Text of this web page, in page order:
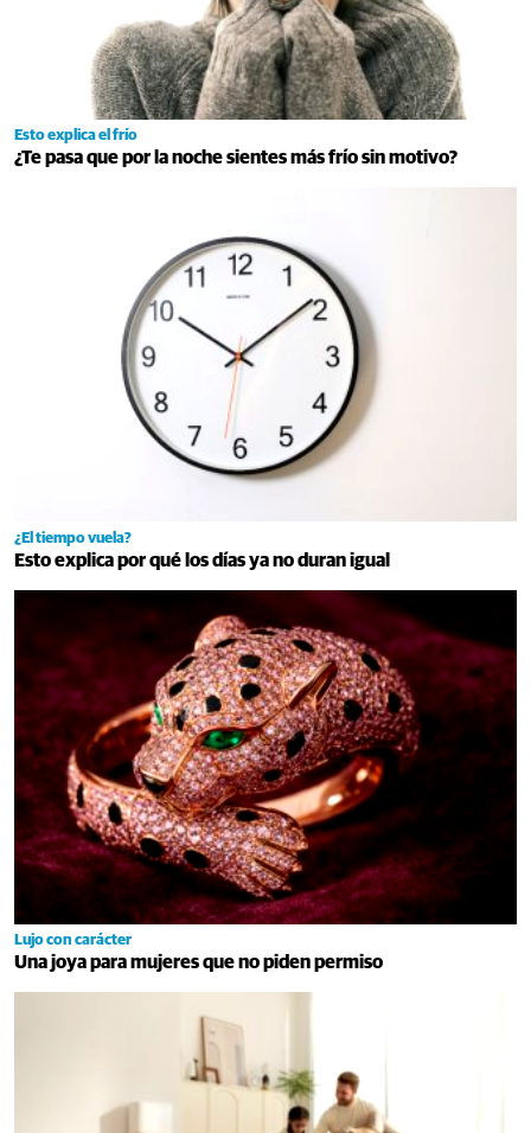
Esto explica el frío
¿Te pasa que por la noche sientes más frío sin motivo?
¿El tiempo vuela?
Esto explica por qué los días ya no duran igual
Lujo con carácter
Una joya para mujeres que no piden permiso